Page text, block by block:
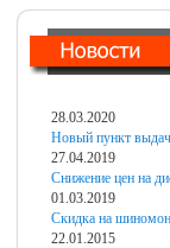
28.03.2020
Новый пункт
27.04.2019
Снижение цен на
01.03.2019
Скидка на
22.01.2015